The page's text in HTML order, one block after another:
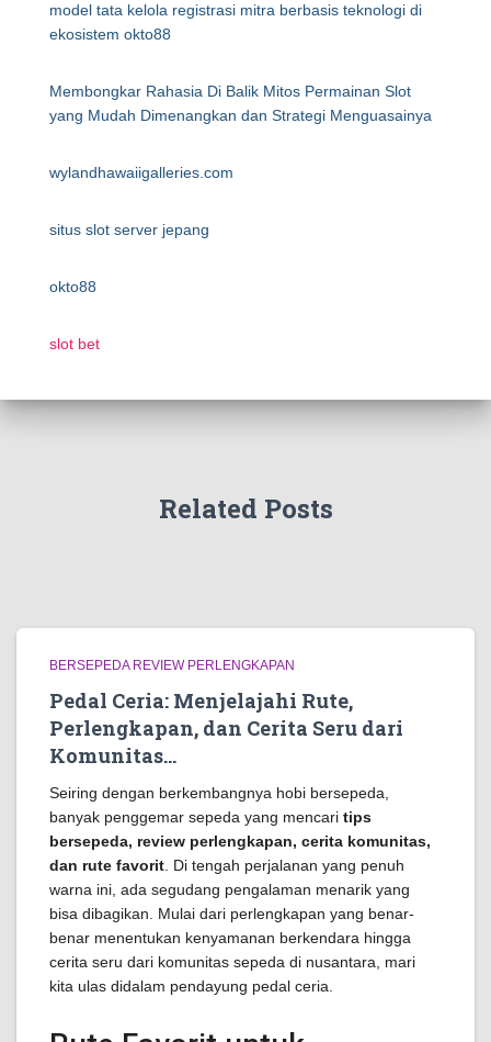
model tata kelola registrasi mitra berbasis teknologi di
ekosistem okto88
Membongkar Rahasia Di Balik Mitos Permainan Slot
yang Mudah Dimenangkan dan Strategi Menguasainya
wylandhawaiigalleries.com
situs slot server jepang
okto88
slot bet
Related Posts
BERSEPEDA REVIEW PERLENGKAPAN
Pedal Ceria: Menjelajahi Rute,
Perlengkapan, dan Cerita Seru dari
Komunitas…
Seiring dengan berkembangnya hobi bersepeda,
banyak penggemar sepeda yang mencari tips
bersepeda, review perlengkapan, cerita komunitas,
dan rute favorit . Di tengah perjalanan yang penuh
warna ini, ada segudang pengalaman menarik yang
bisa dibagikan. Mulai dari perlengkapan yang benar-
benar menentukan kenyamanan berkendara hingga
cerita seru dari komunitas sepeda di nusantara, mari
kita ulas didalam pendayung pedal ceria.